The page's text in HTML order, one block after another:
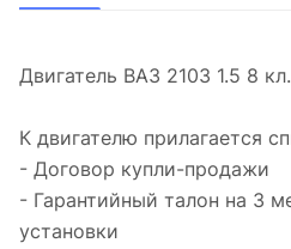
Двигатель ВАЗ 2103 1.5 8
К двигателю прилагается
- Договор купли-продажи
- Гарантийный талон на 3
установки